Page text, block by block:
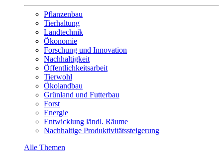
Pflanzenbau
Tierhaltung
Landtechnik
Ökonomie
Forschung und Innovation
Nachhaltigkeit
Öffentlichkeitsarbeit
Tierwohl
Ökolandbau
Grünland und Futterbau
Forst
Energie
Entwicklung ländl. Räume
Nachhaltige Produktivitätssteigerung
Alle Themen